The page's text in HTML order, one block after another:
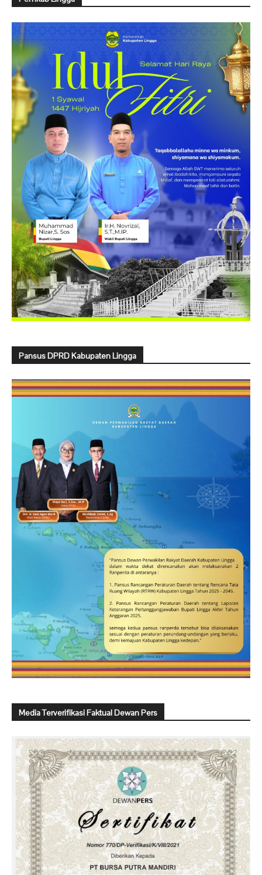
Pansus DPRD Kabupaten Lingga
Media Terverifikasi Faktual Dewan Pers